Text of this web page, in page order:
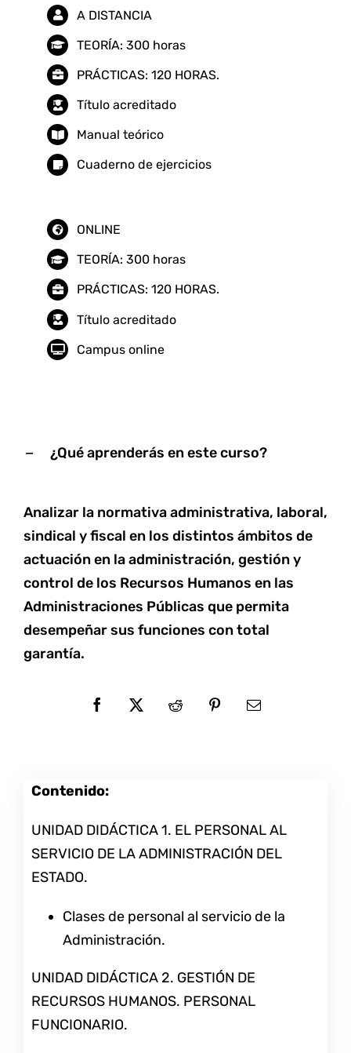
A DISTANCIA
TEORÍA: 300 horas
PRÁCTICAS: 120 HORAS.
Título acreditado
Manual teórico
Cuaderno de ejercicios
ONLINE
TEORÍA: 300 horas
PRÁCTICAS: 120 HORAS.
Título acreditado
Campus online
¿Qué aprenderás en este curso?
Analizar la normativa administrativa, laboral,
sindical y fiscal en los distintos ámbitos de
actuación en la administración, gestión y
control de los Recursos Humanos en las
Administraciones Públicas que permita
desempeñar sus funciones con total
garantía.
Contenido:
UNIDAD DIDÁCTICA 1. EL PERSONAL AL
SERVICIO DE LA ADMINISTRACIÓN DEL
ESTADO.
Clases de personal al servicio de la
Administración.
UNIDAD DIDÁCTICA 2. GESTIÓN DE
RECURSOS HUMANOS. PERSONAL
FUNCIONARIO.